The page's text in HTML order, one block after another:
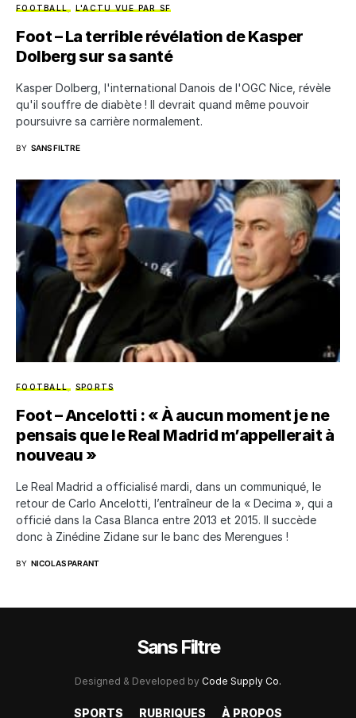
FOOTBALL L'ACTU VUE PAR SF
Foot – La terrible révélation de Kasper
Dolberg sur sa santé
Kasper Dolberg, l'international Danois de l'OGC Nice, révèle
qu'il souffre de diabète ! Il devrait quand même pouvoir
poursuivre sa carrière normalement.
BY SANS FILTRE
FOOTBALL SPORTS
Foot – Ancelotti : « À aucun moment je ne
pensais que le Real Madrid m’appellerait à
nouveau »
Le Real Madrid a officialisé mardi, dans un communiqué, le
retour de Carlo Ancelotti, l’entraîneur de la « Decima », qui a
officié dans la Casa Blanca entre 2013 et 2015. Il succède
donc à Zinédine Zidane sur le banc des Merengues !
BY NICOLAS PARANT
Sans Filtre
Designed & Developed by Code Supply Co.
SPORTS RUBRIQUES À PROPOS